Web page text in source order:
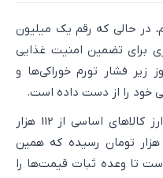
در حالی که رقم یک میلیون
برای تضمین امنیت غذایی
زیر فشار تورم خوراکی‌ها و
خود را از دست داده است.
بررسی‌ها نشان می‌دهد نرخ تأمین ارز کالاهای اساسی از 112 هزار
تومان در ابتدای طرح به مرز 148 هزار تومان رسیده که همین
است تا وعده ثبات قیمت‌ها را